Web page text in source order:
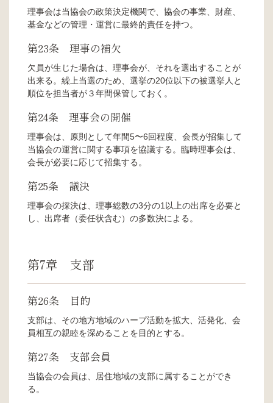
理事会は当協会の政策決定機関で、協会の事業、財産、
基金などの管理・運営に最終的責任を持つ。
第23条 理事の補欠
欠員が生じた場合は、理事会が、それを選出することが
出来る。繰上当選のため、選挙の20位以下の被選挙人と
順位を担当者が３年間保管しておく。
第24条 理事会の開催
理事会は、原則として年間5〜6回程度、会長が招集して
当協会の運営に関する事項を協議する。臨時理事会は、
会長が必要に応じて招集する。
第25条 議決
理事会の採決は、理事総数の3分の1以上の出席を必要と
し、出席者（委任状含む）の多数決による。
第7章 支部
第26条 目的
支部は、その地方地域のハープ活動を拡大、活発化、会
員相互の親睦を深めることを目的とする。
第27条 支部会員
当協会の会員は、居住地域の支部に属することができ
る。